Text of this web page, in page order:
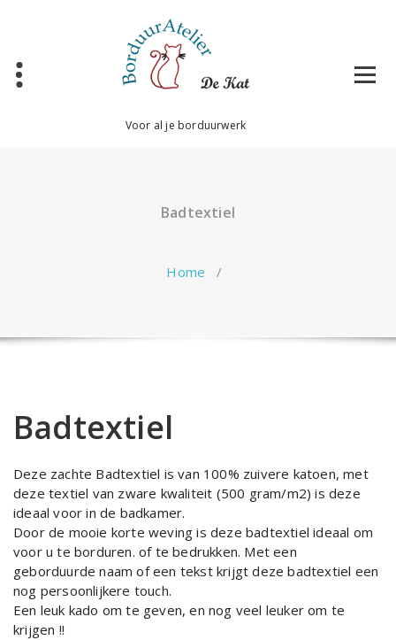
inhoud
Voor al je borduurwerk
Badtextiel
Home /
Badtextiel
Deze zachte Badtextiel is van 100% zuivere katoen, met
deze textiel van zware kwaliteit (500 gram/m2) is deze
ideaal voor in de badkamer.
Door de mooie korte weving is deze badtextiel ideaal om
voor u te borduren. of te bedrukken. Met een
geborduurde naam of een tekst krijgt deze badtextiel een
nog persoonlijkere touch.
Een leuk kado om te geven, en nog veel leuker om te
krijgen !!